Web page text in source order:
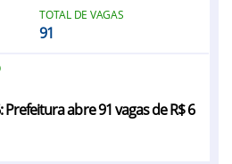
TOTAL DE VAGAS
91
Prefeitura abre 91 vagas de R$ 6